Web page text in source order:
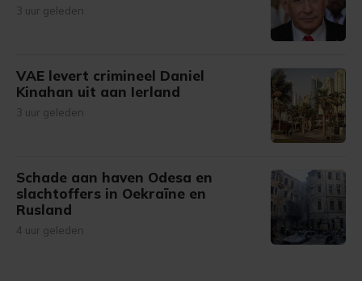
3 uur geleden
VAE levert crimineel Daniel
Kinahan uit aan Ierland
3 uur geleden
Schade aan haven Odesa en
slachtoffers in Oekraïne en
Rusland
4 uur geleden